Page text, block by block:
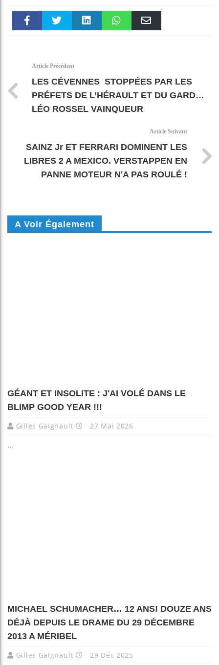
Article Précédent
LES CÉVENNES STOPPÉES PAR LES
PRÉFETS DE L’HÉRAULT ET DU GARD…
LÉO ROSSEL VAINQUEUR
Article Suivant
SAINZ Jr ET FERRARI DOMINENT LES
LIBRES 2 A MEXICO. VERSTAPPEN EN
PANNE MOTEUR N'A PAS ROULÉ !
A Voir Également
GÉANT ET INSOLITE : J'AI VOLÉ DANS LE
BLIMP GOOD YEAR !!!
Gilles Gaignault 27 Mai 2026
...
MICHAEL SCHUMACHER… 12 ANS! DOUZE ANS
DÉJÀ DEPUIS LE DRAME DU 29 DÉCEMBRE
2013 A MÉRIBEL
Gilles Gaignault 29 Déc 2025